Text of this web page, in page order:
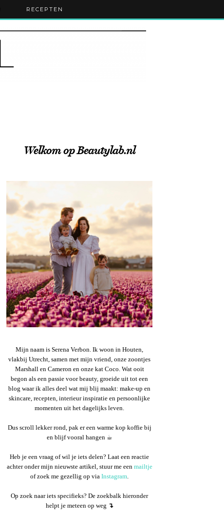
RECEPTEN
Welkom op Beautylab.nl
Mijn naam is Serena Verbon. Ik woon in Houten,
vlakbij Utrecht, samen met mijn vriend, onze zoontjes
Marshall en Cameron en onze kat Coco. Wat ooit
begon als een passie voor beauty, groeide uit tot een
blog waar ik alles deel wat mij blij maakt: make-up en
skincare, recepten, interieur inspiratie en persoonlijke
momenten uit het dagelijks leven.
Dus scroll lekker rond, pak er een warme kop koffie bij
en blijf vooral hangen ☕︎
Heb je een vraag of wil je iets delen? Laat een reactie
achter onder mijn nieuwste artikel, stuur me een mailtje
of zoek me gezellig op via Instagram.
Op zoek naar iets specifieks? De zoekbalk hieronder
helpt je meteen op weg ↴